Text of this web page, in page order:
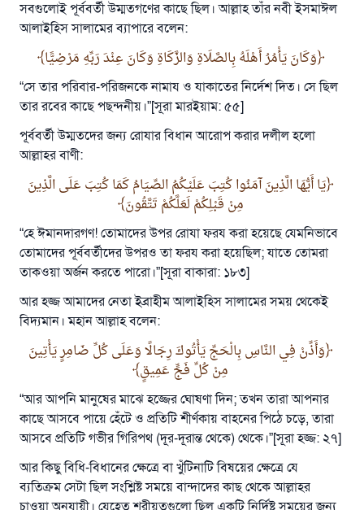
সবগুলোই পূর্ববর্তী উম্মতগণের কাছে ছিল। আল্লাহ তাঁর নবী ইসমাঈল
আলাইহিস সালামের ব্যাপারে বলেন:
وَكَانَ يَأْمُرُ أَهْلَهُ بِالصَّلَاةِ وَالزَّكَاةِ وَكَانَ عِنْدَ رَبِّهِ مَرْضِيًّا
“সে তার পরিবার-পরিজনকে নামায ও যাকাতের নির্দেশ দিত। সে ছিল
তার রবের কাছে পছন্দনীয়।”[সূরা মারইয়াম: ৫৫]
পূর্ববর্তী উম্মতদের জন্য রোযার বিধান আরোপ করার দলীল হলো
আল্লাহর বাণী:
يَا أَيُّهَا الَّذِينَ آمَنُوا كُتِبَ عَلَيْكُمُ الصِّيَامُ كَمَا كُتِبَ عَلَى الَّذِينَ
مِنْ قَبْلِكُمْ لَعَلَّكُمْ تَتَّقُونَ
“হে ঈমানদারগণ! তোমাদের উপর রোযা ফরয করা হয়েছে যেমনিভাবে
তোমাদের পূর্ববর্তীদের উপরও তা ফরয করা হয়েছিল; যাতে তোমরা
তাকওয়া অর্জন করতে পারো।”[সূরা বাকারা: ১৮৩]
আর হজ্জ আমাদের নেতা ইব্রাহীম আলাইহিস সালামের সময় থেকেই
বিদ্যমান। মহান আল্লাহ বলেন:
وَأَذِّنْ فِي النَّاسِ بِالْحَجِّ يَأْتُوكَ رِجَالًا وَعَلَى كُلِّ ضَامِرٍ يَأْتِينَ
مِنْ كُلِّ فَجٍّ عَمِيقٍ
“আর আপনি মানুষের মাঝে হজ্জের ঘোষণা দিন; তখন তারা আপনার
কাছে আসবে পায়ে হেঁটে ও প্রতিটি শীর্ণকায় বাহনের পিঠে চড়ে, তারা
আসবে প্রতিটি গভীর গিরিপথ (দূর-দূরান্ত থেকে) থেকে।”[সূরা হজ্জ: ২৭]
আর কিছু বিধি-বিধানের ক্ষেত্রে বা খুঁটিনাটি বিষয়ের ক্ষেত্রে যে
ব্যতিক্রম সেটা ছিল সংশ্লিষ্ট সময়ে বান্দাদের কাছ থেকে আল্লাহর
চাওয়া অনুযায়ী। যেহেতু শরীয়তগুলো ছিল একটি নির্দিষ্ট সময়ের জন্য